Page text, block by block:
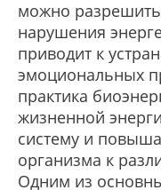
можно
нарушения
приводит к
эмоциональных
практика
жизненной
систему и
организма к
Одним из